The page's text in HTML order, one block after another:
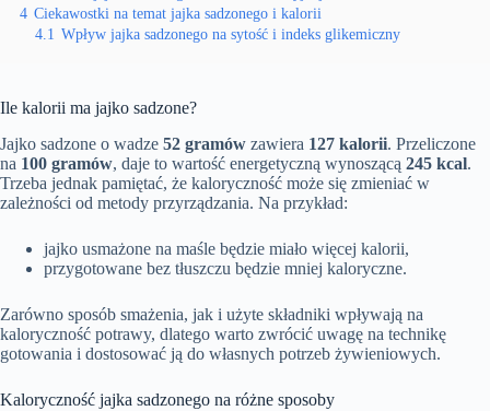
4 Ciekawostki na temat jajka sadzonego i kalorii
4.1 Wpływ jajka sadzonego na sytość i indeks glikemiczny
Ile kalorii ma jajko sadzone?
Jajko sadzone o wadze 52 gramów zawiera 127 kalorii. Przeliczone
na 100 gramów, daje to wartość energetyczną wynoszącą 245 kcal.
Trzeba jednak pamiętać, że kaloryczność może się zmieniać w
zależności od metody przyrządzania. Na przykład:
jajko usmażone na maśle będzie miało więcej kalorii,
przygotowane bez tłuszczu będzie mniej kaloryczne.
Zarówno sposób smażenia, jak i użyte składniki wpływają na
kaloryczność potrawy, dlatego warto zwrócić uwagę na technikę
gotowania i dostosować ją do własnych potrzeb żywieniowych.
Kaloryczność jajka sadzonego na różne sposoby